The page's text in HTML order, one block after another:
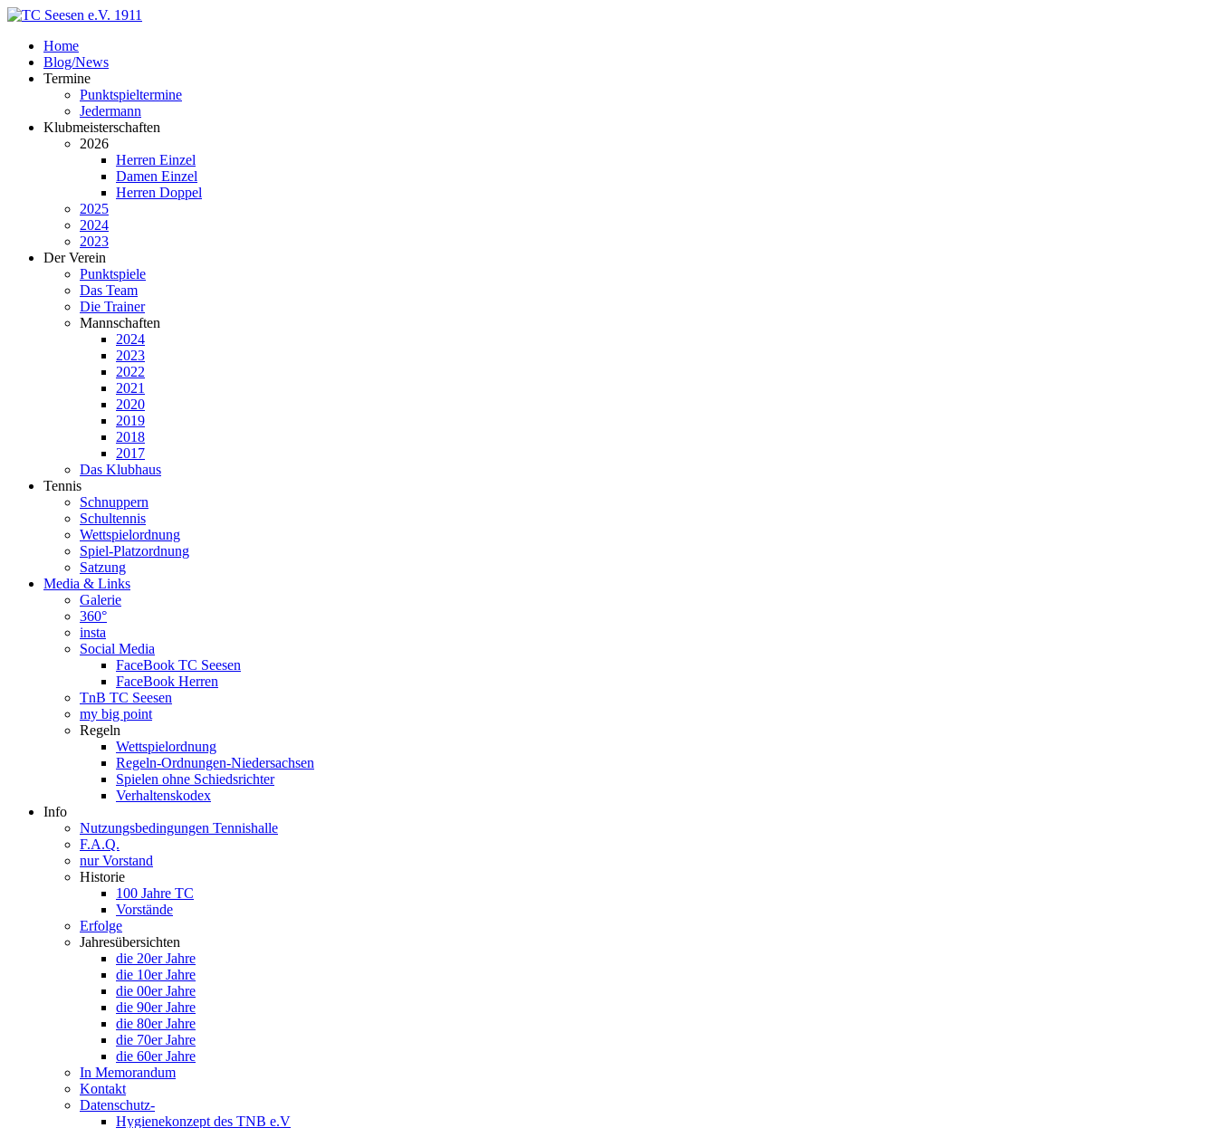
Home
Blog/News
Termine
Punktspieltermine
Jedermann
Klubmeisterschaften
2026
Herren Einzel
Damen Einzel
Herren Doppel
2025
2024
2023
Der Verein
Punktspiele
Das Team
Die Trainer
Mannschaften
2024
2023
2022
2021
2020
2019
2018
2017
Das Klubhaus
Tennis
Schnuppern
Schultennis
Wettspielordnung
Spiel-Platzordnung
Satzung
Media & Links
Galerie
360°
insta
Social Media
FaceBook TC Seesen
FaceBook Herren
TnB TC Seesen
my big point
Regeln
Wettspielordnung
Regeln-Ordnungen-Niedersachsen
Spielen ohne Schiedsrichter
Verhaltenskodex
Info
Nutzungsbedingungen Tennishalle
F.A.Q.
nur Vorstand
Historie
100 Jahre TC
Vorstände
Erfolge
Jahresübersichten
die 20er Jahre
die 10er Jahre
die 00er Jahre
die 90er Jahre
die 80er Jahre
die 70er Jahre
die 60er Jahre
In Memorandum
Kontakt
Datenschutz-
Hygienekonzept des TNB e.V